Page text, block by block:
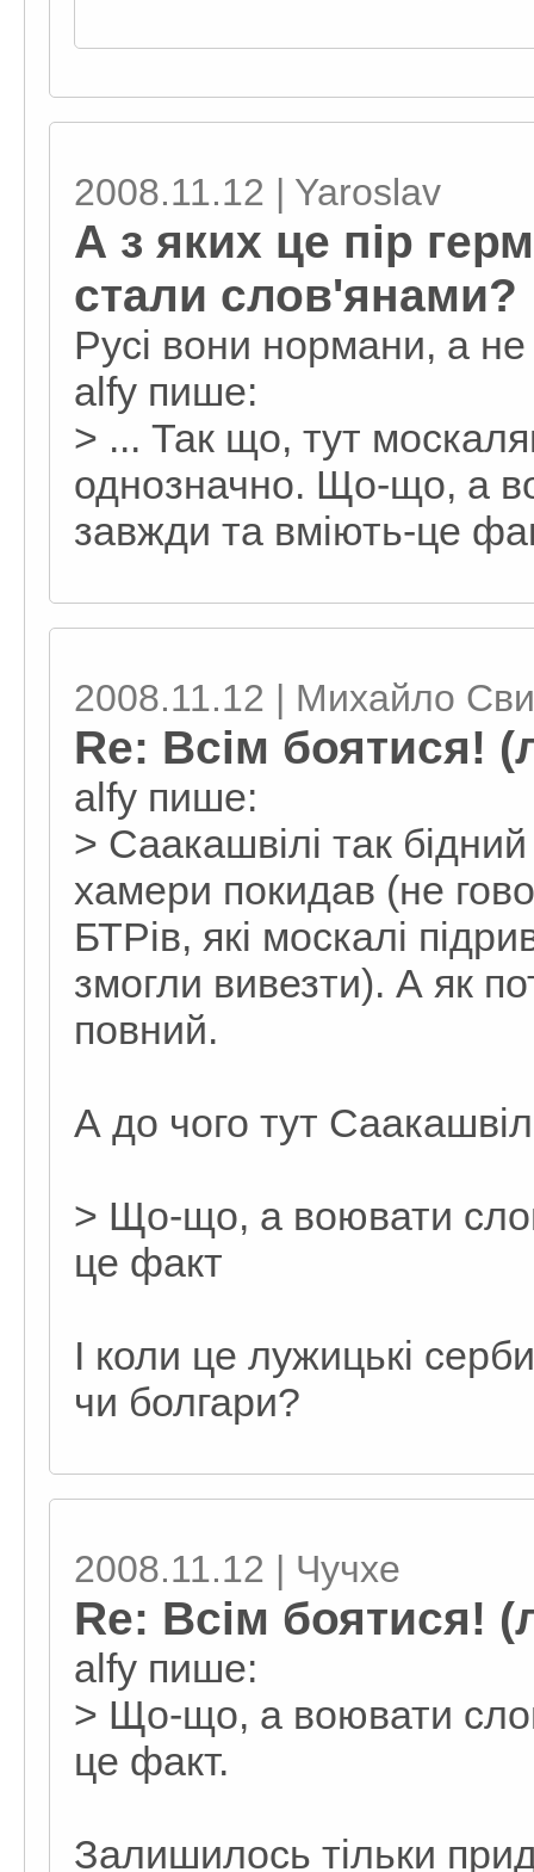
2008.11.12 | Yaroslav
А з яких це пір
стали слов'янами?
Русі вони нормани, а
alfy пише:
> ... Так що, тут
однозначно. Що-що, а
завжди та вміють-це
2008.11.12 | Михайло
Re: Всім боятися!
alfy пише:
> Саакашвілі так
хамери покидав (не
БТРів, які москалі
змогли вивезти). А як
повний.
А до чого тут
> Що-що, а воювати
це факт
І коли це лужицькі
чи болгари?
2008.11.12 | Чучхе
Re: Всім боятися!
alfy пише:
> Що-що, а воювати
це факт.
Залишилось тільки